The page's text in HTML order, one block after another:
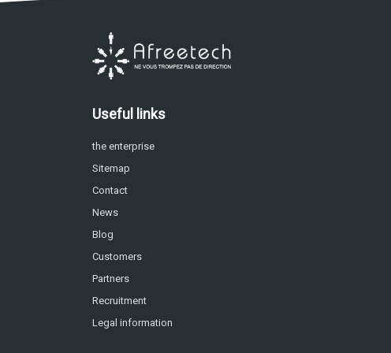
Useful links
the enterprise
Sitemap
Contact
News
Blog
Customers
Partners
Recruitment
Legal information